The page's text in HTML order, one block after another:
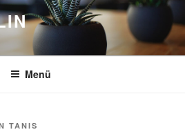
Menü
TANIS